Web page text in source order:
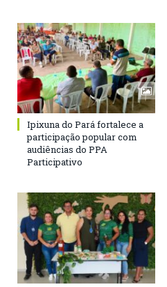
Ipixuna do Pará fortalece a
participação popular com
audiências do PPA
Participativo